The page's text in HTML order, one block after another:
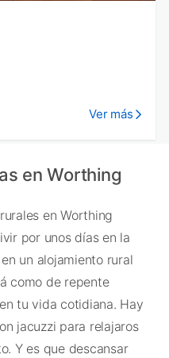
Ver más
en Worthing
en Worthing
por unos días en la
un alojamiento rural
como de repente
tu vida cotidiana. Hay
jacuzzi para relajaros
Y es que descansar